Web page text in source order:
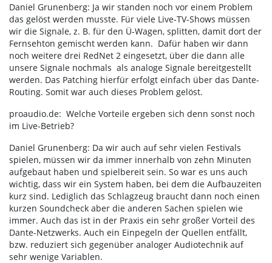
Daniel Grunenberg: Ja wir standen noch vor einem Problem
das gelöst werden musste. Für viele Live-TV-Shows müssen
wir die Signale, z. B. für den Ü-Wagen, splitten, damit dort der
Fernsehton gemischt werden kann. Dafür haben wir dann
noch weitere drei RedNet 2 eingesetzt, über die dann alle
unsere Signale nochmals als analoge Signale bereitgestellt
werden. Das Patching hierfür erfolgt einfach über das Dante-
Routing. Somit war auch dieses Problem gelöst.
proaudio.de: Welche Vorteile ergeben sich denn sonst noch
im Live-Betrieb?
Daniel Grunenberg: Da wir auch auf sehr vielen Festivals
spielen, müssen wir da immer innerhalb von zehn Minuten
aufgebaut haben und spielbereit sein. So war es uns auch
wichtig, dass wir ein System haben, bei dem die Aufbauzeiten
kurz sind. Lediglich das Schlagzeug braucht dann noch einen
kurzen Soundcheck aber die anderen Sachen spielen wie
immer. Auch das ist in der Praxis ein sehr großer Vorteil des
Dante-Netzwerks. Auch ein Einpegeln der Quellen entfällt,
bzw. reduziert sich gegenüber analoger Audiotechnik auf
sehr wenige Variablen.